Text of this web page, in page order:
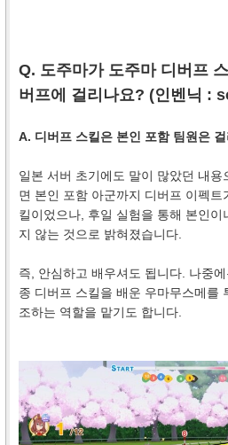
Q. 도주마가 도주마 디버프
버프에 걸리나요? (인벤닉 :
A. 디버프 스킬은 본인 포함 팀원은
일본 서버 초기에도 말이 많았던 내
면 본인 포함 아군까지 디버프 이펙
킬이었으나, 후일 실험을 통해 본인이
지 않는 것으로 밝혀졌습니다.
즉, 안심하고 배우셔도 됩니다. 나중
종 디버프 스킬을 배운 우마무스메를
조하는 역할을 맡기도 합니다.